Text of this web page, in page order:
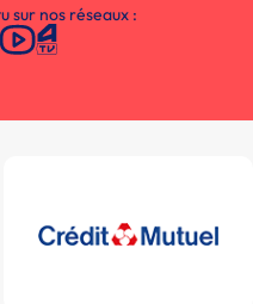
sur nos réseaux :